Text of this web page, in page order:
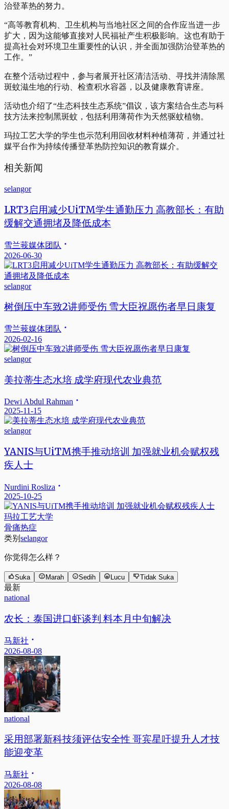
治登革热的努力。
“高等教育机构、卫生机构与当地社区之间的合作应当进一步
扩大，因为这能够直接对人民福祉产生积极影响。这也有助于
提高社会对环境卫生重要性的认识，并全面加强防治登革热的
工作。”
在整个活动过程中，参与者展开社区清洁活动、寻找并清除黑
斑蚊滋生地的行动、检查积水容器，以及健康教育讲座。
活动也介绍了“生态科技生态系统”倡议，该方案结合生态与科
技方法来控制黑斑蚊，包括利用薄荷作为天然驱蚊植物。
玛拉工艺大学的学生也示范利用回收材料种植薄荷，并通过社
媒平台作为持续传播登革热防控知识的教育媒介。
相关新闻
selangor
LRT3启用减少UiTM学生通勤压力 高教部长：有助
缓解交通拥堵及降低成本
雪兰莪媒体团队
2026-06-30
selangor
树倒压中车致2讲师受伤 雪大臣祝愿伤者早日康复
雪兰莪媒体团队
2026-02-16
selangor
美拉蒂生态水培 成学府现代农业典范
Dewi Abdul Rahman
2025-11-15
selangor
YANIS与UiTM携手推动培训 加强就业机会赋权残
疾人士
Nurdini Rosliza
2025-10-25
玛拉工艺大学
骨痛热症
类别 selangor
你觉得怎么样？
Suka Marah Sedih Lucu Tidak Suka
最新
national
农长：泰国进口虾谈判 料本月中旬解决
马新社
2026-08-08
national
采用部署新科技须评估安全性 哥宾星吁提升人才技
能迎变革
马新社
2026-08-08